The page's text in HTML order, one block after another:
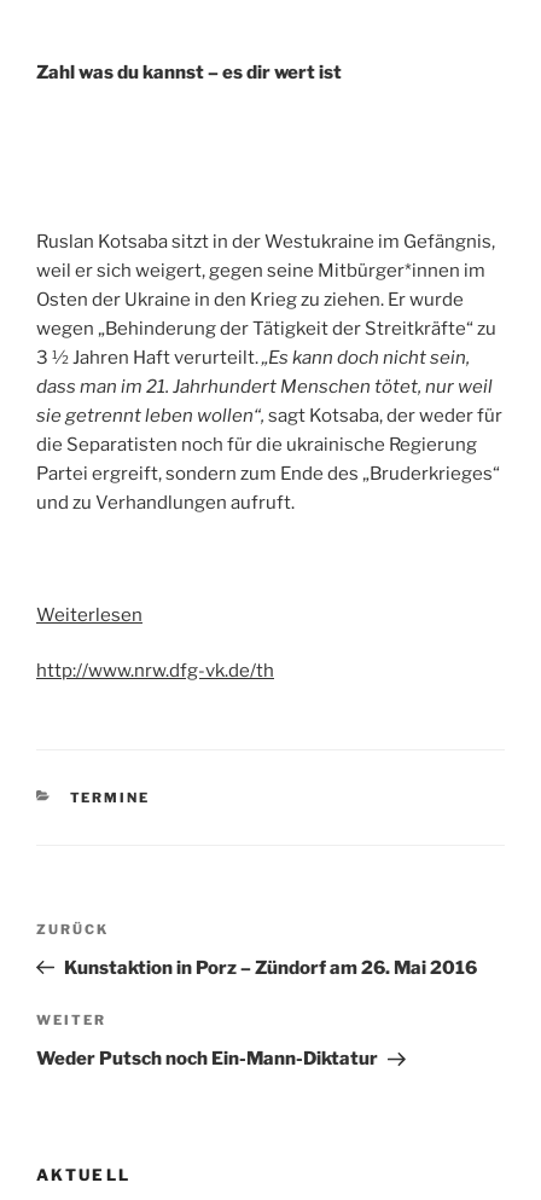
Zahl was du kannst – es dir wert ist
Ruslan Kotsaba sitzt in der Westukraine im Gefängnis,
weil er sich weigert, gegen seine Mitbürger*innen im
Osten der Ukraine in den Krieg zu ziehen. Er wurde
wegen „Behinderung der Tätigkeit der Streitkräfte“ zu
3 ½ Jahren Haft verurteilt.„Es kann doch nicht sein,
dass man im 21. Jahrhundert Menschen tötet, nur weil
sie getrennt leben wollen“, sagt Kotsaba, der weder für
die Separatisten noch für die ukrainische Regierung
Partei ergreift, sondern zum Ende des „Bruderkrieges“
und zu Verhandlungen aufruft.
Weiterlesen
http://www.nrw.dfg-vk.de/th
KATEGORIEN
TERMINE
Beitragsnavigation
Vorheriger
Beitrag
ZURÜCK
Kunstaktion in Porz – Zündorf am 26. Mai 2016
Nächster
Beitrag
WEITER
Weder Putsch noch Ein-Mann-Diktatur
AKTUELL